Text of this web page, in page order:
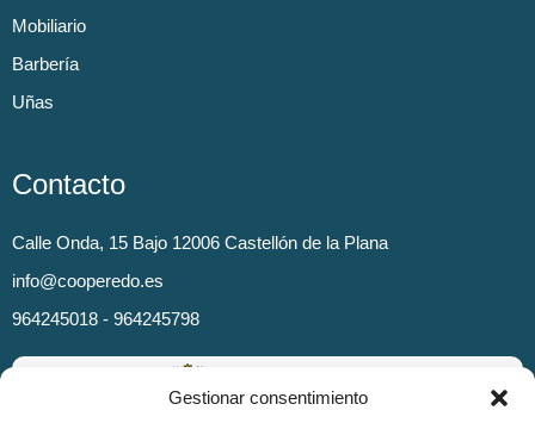
Gestionar consentimiento
Mobiliario
Barbería
Uñas
Contacto
Calle Onda, 15 Bajo 12006 Castellón de la Plana
info@cooperedo.es
964245018 - 964245798